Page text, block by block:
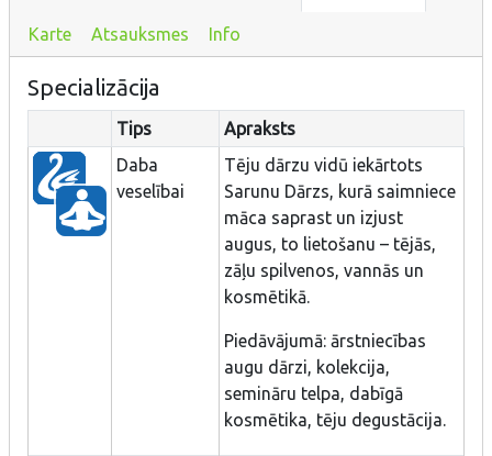
Karte Atsauksmes Info
Specializācija
Tips
Apraksts
Daba
veselībai
Tēju dārzu vidū iekārtots
Sarunu Dārzs, kurā saimniece
māca saprast un izjust
augus, to lietošanu – tējās,
zāļu spilvenos, vannās un
kosmētikā.
Piedāvājumā: ārstniecības
augu dārzi, kolekcija,
semināru telpa, dabīgā
kosmētika, tēju degustācija.